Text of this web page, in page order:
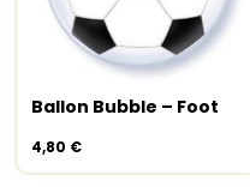
Ajouter au panier
Ballon Bubble – Foot
4,80 €